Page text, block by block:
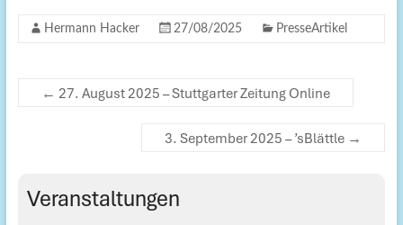
Hermann Hacker 27/08/2025 PresseArtikel
← 27. August 2025 – Stuttgarter Zeitung Online
3. September 2025 – ’sBlättle →
Veranstaltungen